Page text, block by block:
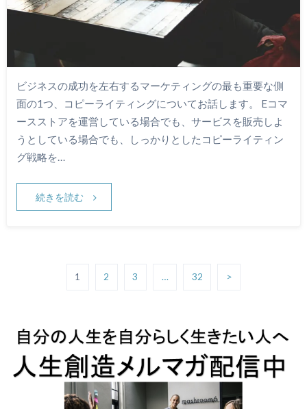
ビジネスの成功を左右するマーケティングの最も重要な側
面の1つ、コピーライティングについてお話します。 Eコマ
ースストアを運営している場合でも、サービスを販売しよ
うとしている場合でも、しっかりとしたコピーライティン
グ戦略を…
続きを読む
1 2 3 … 32 >